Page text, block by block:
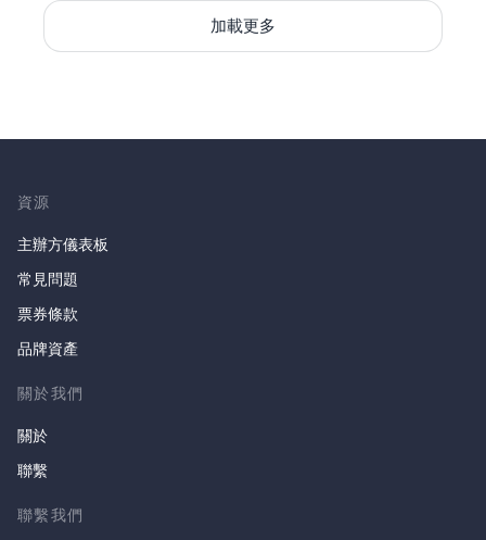
加載更多
資源
主辦方儀表板
常見問題
票券條款
品牌資產
關於我們
關於
聯繫
聯繫我們